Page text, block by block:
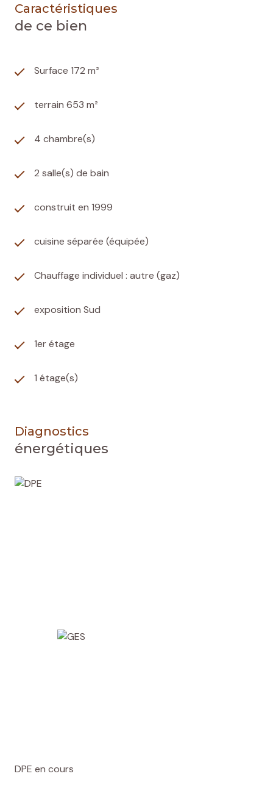
Caractéristiques
de ce bien
Surface 172 m²
terrain 653 m²
4 chambre(s)
2 salle(s) de bain
construit en 1999
cuisine séparée (équipée)
Chauffage individuel : autre (gaz)
exposition Sud
1er étage
1 étage(s)
Diagnostics
énergétiques
DPE en cours